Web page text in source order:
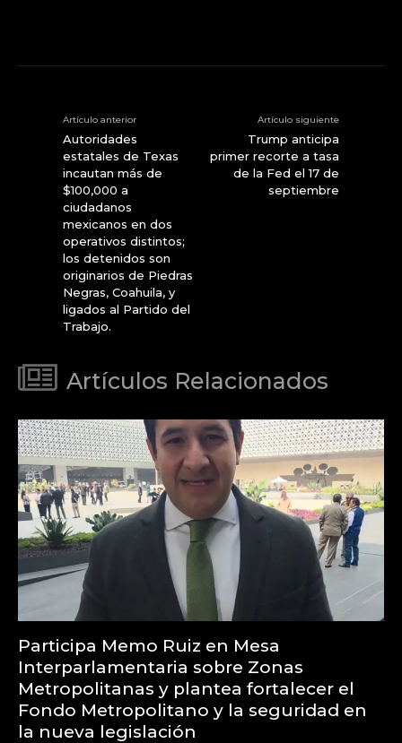
Artículo anterior
Autoridades
estatales de Texas
incautan más de
$100,000 a
ciudadanos
mexicanos en dos
operativos distintos;
los detenidos son
originarios de Piedras
Negras, Coahuila, y
ligados al Partido del
Trabajo.
Artículo siguiente
Trump anticipa
primer recorte a tasa
de la Fed el 17 de
septiembre
Artículos Relacionados
Participa Memo Ruiz en Mesa
Interparlamentaria sobre Zonas
Metropolitanas y plantea fortalecer el
Fondo Metropolitano y la seguridad en
la nueva legislación